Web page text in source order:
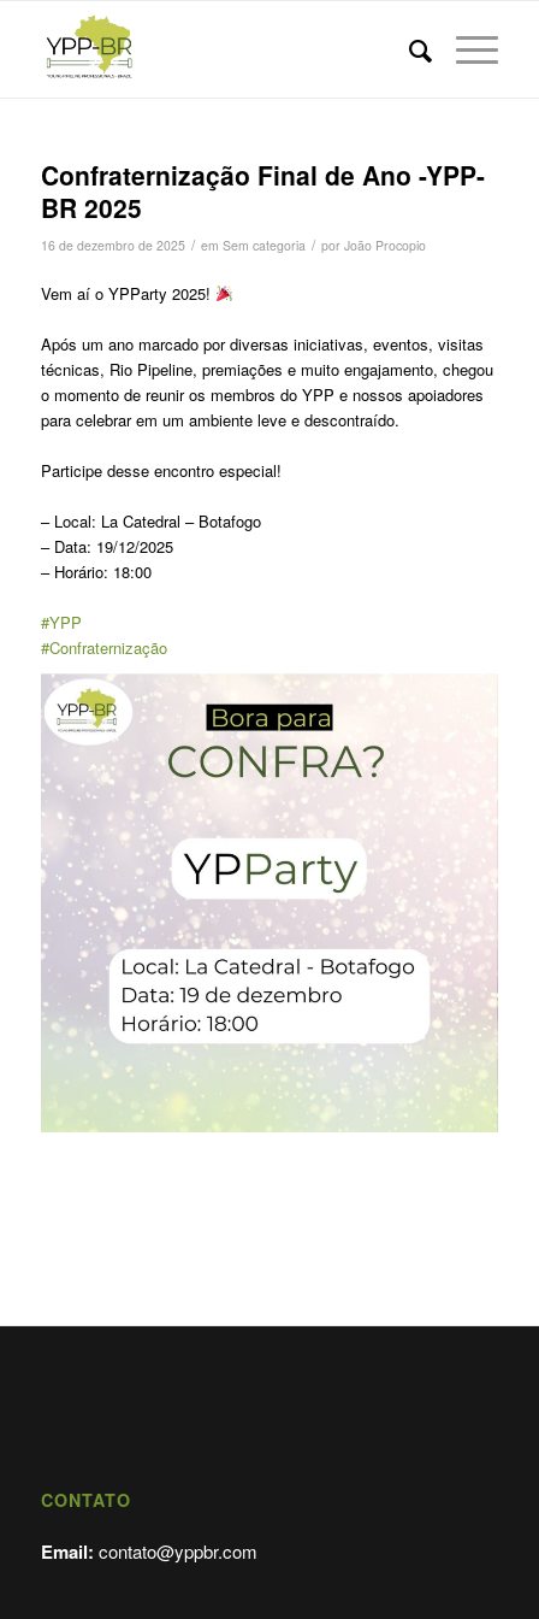
Confraternização Final de Ano -YPP-
BR 2025
16 de dezembro de 2025 / em Sem categoria / por João Procopio
Vem aí o YPParty 2025!
Após um ano marcado por diversas iniciativas, eventos, visitas
técnicas, Rio Pipeline, premiações e muito engajamento, chegou
o momento de reunir os membros do YPP e nossos apoiadores
para celebrar em um ambiente leve e descontraído.
Participe desse encontro especial!
– Local: La Catedral – Botafogo
– Data: 19/12/2025
– Horário: 18:00
#YPP
#Confraternização
CONTATO
Email: contato@yppbr.com